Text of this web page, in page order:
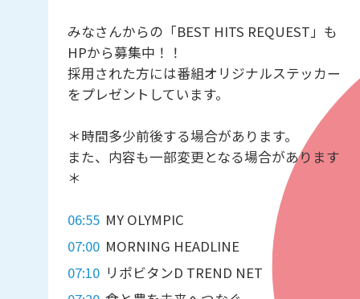
みなさんからの「BEST HITS REQUEST」も
HPから募集中！！
採用された方には番組オリジナルステッカー
をプレゼントしています。
＊時間多少前後する場合があります。
また、内容も一部変更となる場合があります
＊
06:55 MY OLYMPIC
07:00 MORNING HEADLINE
07:10 リポビタンD TREND NET